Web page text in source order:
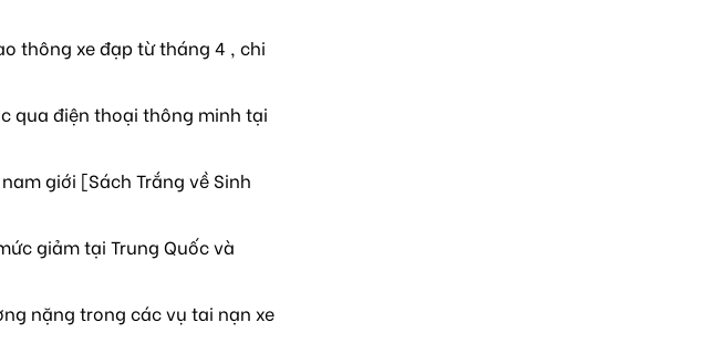
thông xe đạp từ tháng 4 , chi
qua điện thoại thông minh tại
giới [Sách Trắng về Sinh
giảm tại Trung Quốc và
nặng trong các vụ tai nạn xe